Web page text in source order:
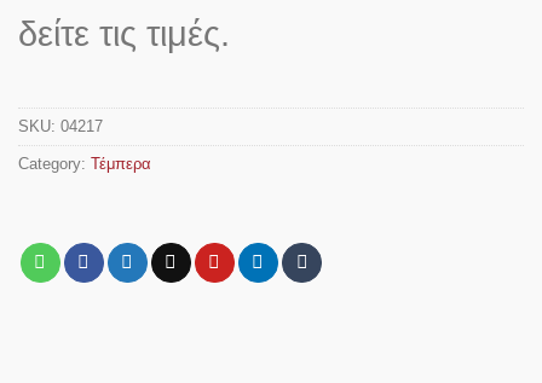
δείτε τις τιμές.
SKU: 04217
Category: Τέμπερα